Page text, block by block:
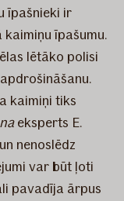
īpašnieki ir
īpašumu.
lētāko polisi
kaimiņi tiks
eksperts E.
nenoslēdz
var būt ļoti
pavadīja ārpus